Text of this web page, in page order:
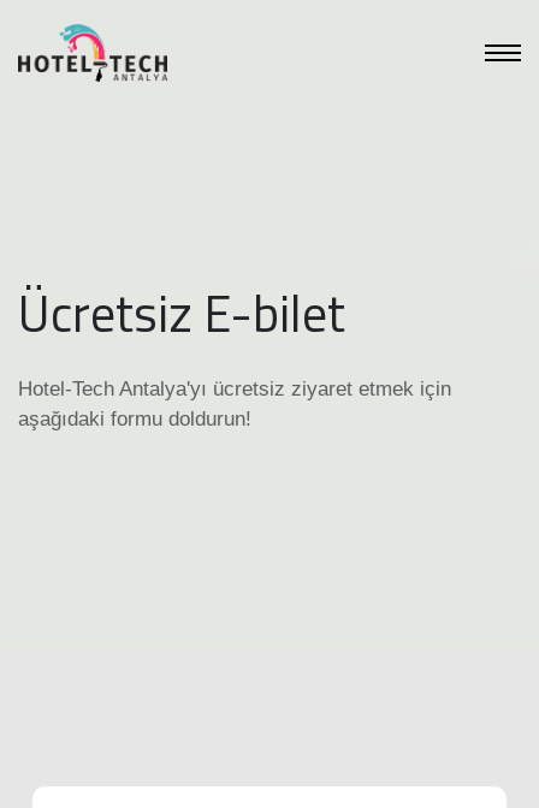
Ücretsiz E-bilet
Hotel-Tech Antalya'yı ücretsiz ziyaret etmek için
aşağıdaki formu doldurun!